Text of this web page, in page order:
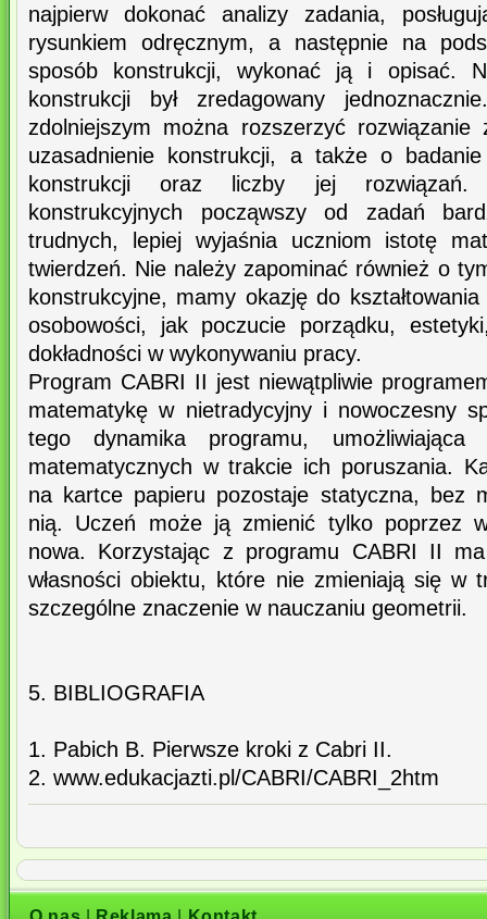
najpierw dokonać analizy zadania,
rysunkiem odręcznym, a następnie na
sposób konstrukcji, wykonać ją i opisać.
konstrukcji był zredagowany
zdolniejszym można rozszerzyć rozwiązanie
uzasadnienie konstrukcji, a także o
konstrukcji oraz liczby jej rozwiązań.
konstrukcyjnych począwszy od zadań
trudnych, lepiej wyjaśnia uczniom istotę
twierdzeń. Nie należy zapominać również o
konstrukcyjne, mamy okazję do
osobowości, jak poczucie porządku,
dokładności w wykonywaniu pracy.
Program CABRI II jest niewątpliwie
matematykę w nietradycyjny i nowoczesny
tego dynamika programu, umożliwiająca
matematycznych w trakcie ich poruszania.
na kartce papieru pozostaje statyczna, bez
nią. Uczeń może ją zmienić tylko poprzez
nowa. Korzystając z programu CABRI II
własności obiektu, które nie zmieniają się w
szczególne znaczenie w nauczaniu geometrii.
5. BIBLIOGRAFIA
1. Pabich B. Pierwsze kroki z Cabri II.
2. www.edukacjazti.pl/CABRI/CABRI_2htm